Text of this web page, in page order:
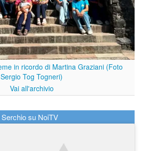
in ricordo di Martina Graziani (Foto
Sergio Tog Togneri)
Vai all'archivio
su NoiTV